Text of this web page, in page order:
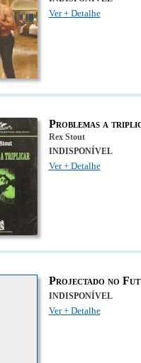
Ver + Detalhe
Problemas a
Rex Stout
INDISPONÍVEL
Ver + Detalhe
Projectado no
INDISPONÍVEL
Ver + Detalhe